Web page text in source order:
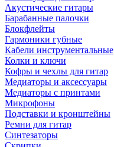
Акустические гитары
Барабанные палочки
Блокфлейты
Гармоники губные
Кабели инструментальные
Колки и ключи
Кофры и чехлы для гитар
Медиаторы и аксессуары
Медиаторы с принтами
Микрофоны
Подставки и кронштейны
Ремни для гитар
Синтезаторы